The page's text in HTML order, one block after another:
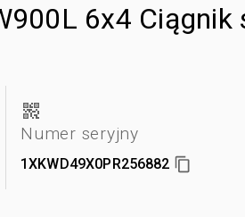
6x4 Ciągnik
Numer seryjny
1XKWD49X0PR256882